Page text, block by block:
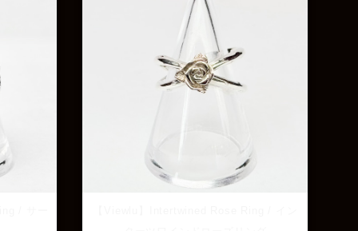
レビューありがとうございます！
サイズも合ってたようで良かった
です！ またいつでもお気軽にご
相談下さい♪